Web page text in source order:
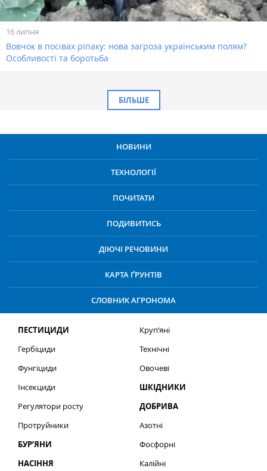
16 липня
Вовчок в посівах ріпаку: нова загроза українським полям?
Особливості та боротьба
БІЛЬШЕ
НОВИНИ
ТЕХНОЛОГІЇ
ПОЧИТАТИ
ПОДИВИТИСЬ
ДІЮЧІ РЕЧОВИНИ
КАРТА ҐРУНТІВ
СЛОВНИК АГРОНОМА
ПЕСТИЦИДИ
Гербіциди
Фунгіциди
Інсекциди
Регулятори росту
Протруйники
БУР’ЯНИ
НАСІННЯ
Круп’яні
Технічні
Овочеві
ШКІДНИКИ
ДОБРИВА
Азотні
Фосфорні
Калійні